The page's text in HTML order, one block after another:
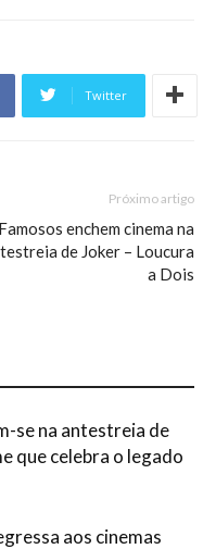
Twitter
Próximo artigo
Famosos enchem cinema na
de Joker – Loucura
a Dois
se na antestreia de
que celebra o legado
aos cinemas